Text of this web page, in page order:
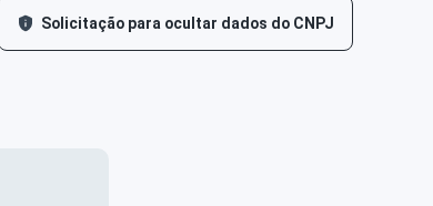
Solicitação para ocultar dados do CNPJ